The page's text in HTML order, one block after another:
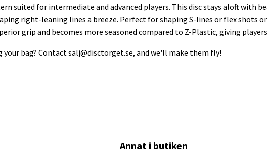
suited for intermediate and advanced players. This disc stays aloft with
right-leaning lines a breeze. Perfect for shaping S-lines or flex shots
grip and becomes more seasoned compared to Z-Plastic, giving
your bag? Contactsalj@disctorget.se, and we'll make them fly!